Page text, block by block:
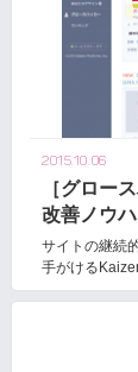
2015.10.06
［グロー
改善ノウ
サイトの継続
手がける